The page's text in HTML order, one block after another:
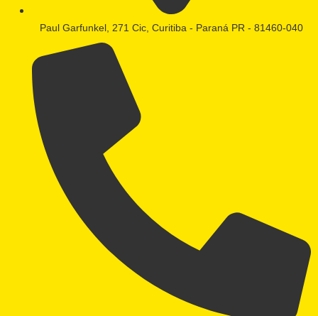
Paul Garfunkel, 271 Cic, Curitiba - Paraná PR - 81460-040